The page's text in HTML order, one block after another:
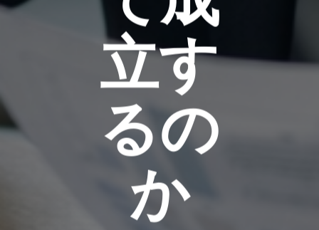
立す
るの
か